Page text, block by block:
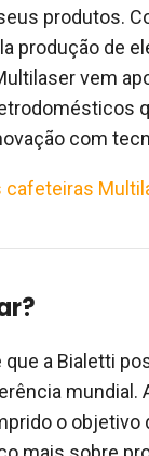
produtos.
produção de
vem
com
cafeteiras
que a Bialetti
mundial.
o objetivo